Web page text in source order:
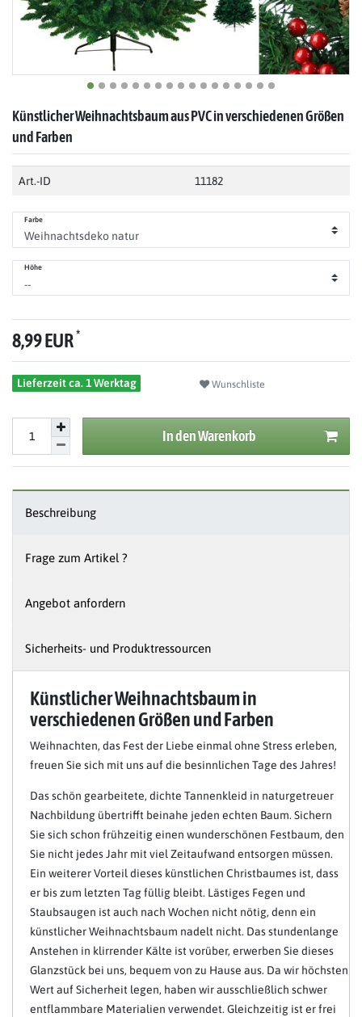
Künstlicher Weihnachtsbaum aus PVC in verschiedenen Größen
und Farben
Art.-ID 11182
Farbe
Höhe
8,99 EUR*
Lieferzeit ca. 1 Werktag Wunschliste
In den Warenkorb
Beschreibung
Frage zum Artikel ?
Angebot anfordern
Sicherheits- und Produktressourcen
Künstlicher Weihnachtsbaum in
verschiedenen Größen und Farben
Weihnachten, das Fest der Liebe einmal ohne Stress erleben,
freuen Sie sich mit uns auf die besinnlichen Tage des Jahres!
Das schön gearbeitete, dichte Tannenkleid in naturgetreuer
Nachbildung übertrifft beinahe jeden echten Baum. Sichern
Sie sich schon frühzeitig einen wunderschönen Festbaum, den
Sie nicht jedes Jahr mit viel Zeitaufwand entsorgen müssen.
Ein weiterer Vorteil dieses künstlichen Christbaumes ist, dass
er bis zum letzten Tag füllig bleibt. Lästiges Fegen und
Staubsaugen ist auch nach Wochen nicht nötig, denn ein
künstlicher Weihnachtsbaum nadelt nicht. Das stundenlange
Anstehen in klirrender Kälte ist vorüber, erwerben Sie dieses
Glanzstück bei uns, bequem von zu Hause aus. Da wir höchsten
Wert auf Sicherheit legen, haben wir ausschließlich schwer
entflammbare Materialien verwendet. Gleichzeitig ist er frei